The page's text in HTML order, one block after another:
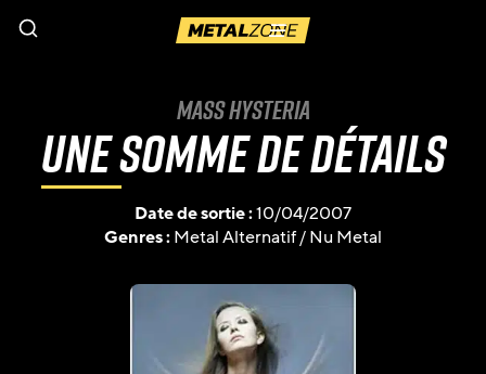
Menu
Mass Hysteria
Une somme de détails
Date de sortie :10/04/2007
Genres :Metal Alternatif/Nu Metal